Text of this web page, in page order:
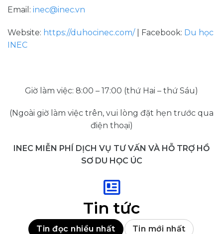
Email: inec@inec.vn
Website: https://duhocinec.com/| Facebook: Du học
INEC
Giờ làm việc: 8:00 – 17:00 (thứ Hai – thứ Sáu)
(Ngoài giờ làm việc trên, vui lòng đặt hẹn trước qua
điện thoại)
INEC MIỄN PHÍ DỊCH VỤ TƯ VẤN VÀ HỖ TRỢ HỒ
SƠ DU HỌC ÚC
Tin tức
Tin đọc nhiều nhất Tin mới nhất